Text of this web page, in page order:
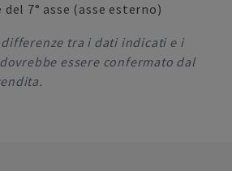
7° asse (asse esterno)
differenze tra i dati indicati e i
essere confermato dal